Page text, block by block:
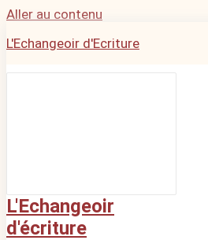
Aller au contenu
L'Echangeoir d'Ecriture
L'Echangeoir
d'écriture